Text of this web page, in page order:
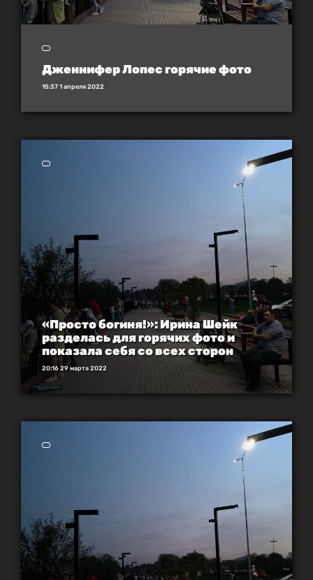
Дженнифер Лопес горячие фото
15:37 1 апреля 2022
«Просто богиня!»: Ирина Шейк
разделась для горячих фото и
показала себя со всех сторон
20:16 29 марта 2022